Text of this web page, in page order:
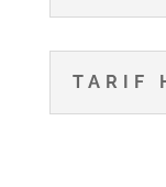
TARIF